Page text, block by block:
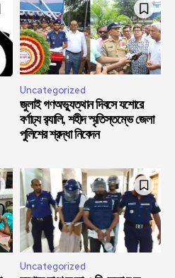
Uncategorized
জুলাই গণঅভ্যুত্থান দিবসে যশোরে
বর্ণাঢ্য র‍্যালি, শহীদ স্মৃতিস্তম্ভে জেলা
পুলিশের শ্রদ্ধা নিবেদন
Uncategorized